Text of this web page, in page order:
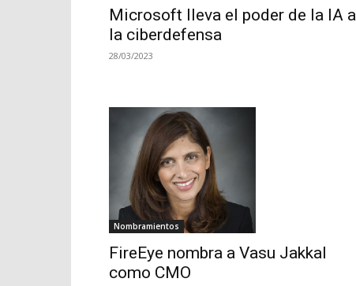
Microsoft lleva el poder de la IA a
la ciberdefensa
28/03/2023
Nombramientos
FireEye nombra a Vasu Jakkal
como CMO